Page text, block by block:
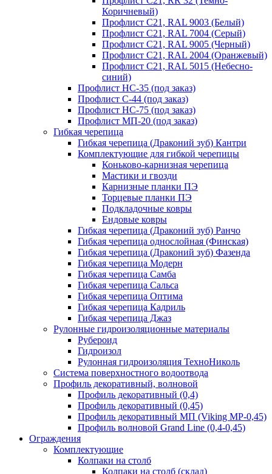
Коричневый)
Профлист С21, RAL 9003 (Белый)
Профлист С21, RAL 7004 (Серый)
Профлист С21, RAL 9005 (Черный)
Профлист С21, RAL 2004 (Оранжевый)
Профлист С21, RAL 5015 (Небесно-
синий)
Профлист НС-35 (под заказ)
Профлист С-44 (под заказ)
Профлист НС-75 (под заказ)
Профлист МП-20 (под заказ)
Гибкая черепица
Гибкая черепица (Драконий зуб) Кантри
Комплектующие для гибкой черепицы
Коньково-карнизная черепица
Мастики и гвозди
Карнизные планки ПЭ
Торцевые планки ПЭ
Подкладочные ковры
Ендовые ковры
Гибкая черепица (Драконий зуб) Ранчо
Гибкая черепица однослойная (Финская)
Гибкая черепица (Драконий зуб) Фазенда
Гибкая черепица Модерн
Гибкая черепица Самба
Гибкая черепица Сальса
Гибкая черепица Оптима
Гибкая черепица Кадриль
Гибкая черепица Джаз
Рулонные гидроизоляционные материалы
Рубероид
Гидроизол
Рулонная гидроизоляция ТехноНиколь
Система поверхностного водоотвода
Профиль декоративный, волновой
Профиль декоративный (0,4)
Профиль декоративный (0,45)
Профиль декоративный МП (Viking MP-0,45)
Профиль волновой Grand Line (0,4-0,45)
Ограждения
Комплектующие
Колпаки на столб
Колпаки на столб (склад)